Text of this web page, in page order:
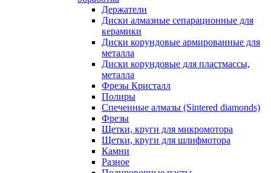
Держатели
Диски алмазные сепарационные для
керамики
Диски корундовые армированные для
металла
Диски корундовые для пластмассы,
металла
Фрезы Кристалл
Полиры
Спеченные алмазы (Sintered diamonds)
Фрезы
Щетки, круги для микромотора
Щетки, круги для шлифмотора
Камни
Разное